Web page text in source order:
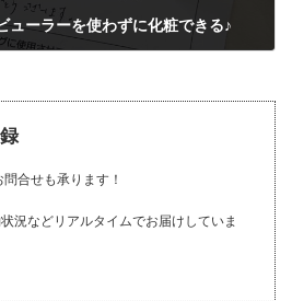
ューラーを使わずに化粧できる♪
合せも承ります！
況などリアルタイムでお届けしていま